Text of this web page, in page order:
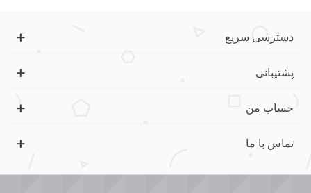
دسترسی سریع
پشتیبانی
حساب من
تماس با ما